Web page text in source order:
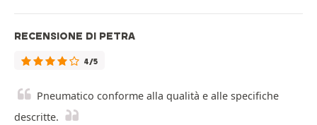
RECENSIONE DI PETRA
4/5
Pneumatico conforme alla qualità e alle specifiche
descritte.